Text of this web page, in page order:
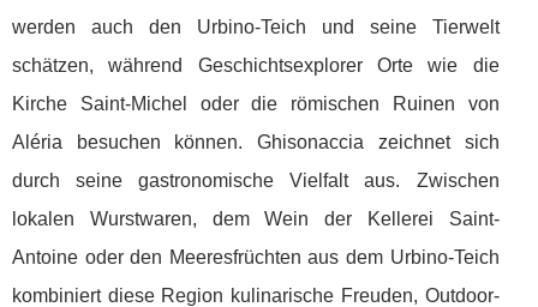
werden auch den Urbino-Teich und seine Tierwelt
schätzen, während Geschichtsexplorer Orte wie die
Kirche Saint-Michel oder die römischen Ruinen von
Aléria besuchen können. Ghisonaccia zeichnet sich
durch seine gastronomische Vielfalt aus. Zwischen
lokalen Wurstwaren, dem Wein der Kellerei Saint-
Antoine oder den Meeresfrüchten aus dem Urbino-Teich
kombiniert diese Region kulinarische Freuden, Outdoor-